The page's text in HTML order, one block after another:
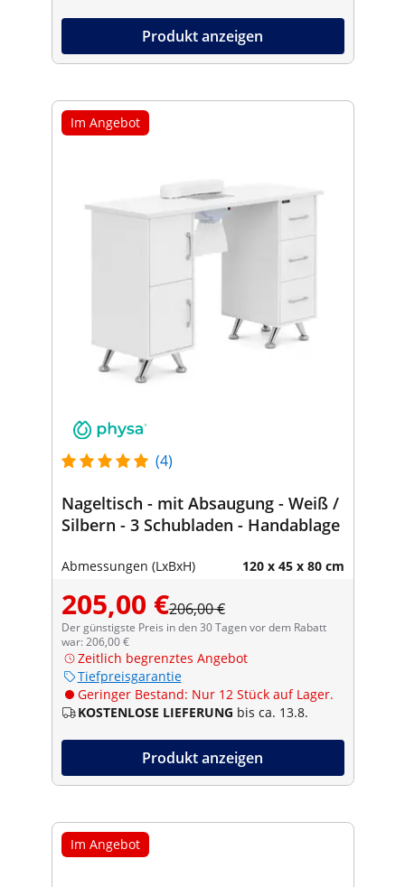
Produkt anzeigen
Im Angebot
(4)
Nageltisch - mit Absaugung - Weiß /
Silbern - 3 Schubladen - Handablage
Abmessungen (LxBxH) 120 x 45 x 80 cm
205,00 €206,00 €
Der günstigste Preis in den 30 Tagen vor dem Rabatt
war: 206,00 €
Zeitlich begrenztes Angebot
Tiefpreisgarantie
Geringer Bestand: Nur 12 Stück auf Lager.
KOSTENLOSE LIEFERUNG bis ca. 13.8.
Produkt anzeigen
Im Angebot